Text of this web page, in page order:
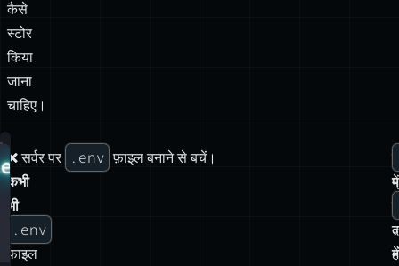
कैसे
स्टोर
किया
जाना
चाहिए।
❌
कभी
भी
.env
फ़ाइल
❌ सर्वर पर .env फ़ाइल बनाने से बचें।
में
में